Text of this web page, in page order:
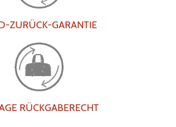
ZURÜCK-GARANTIE
RÜCKGABERECHT